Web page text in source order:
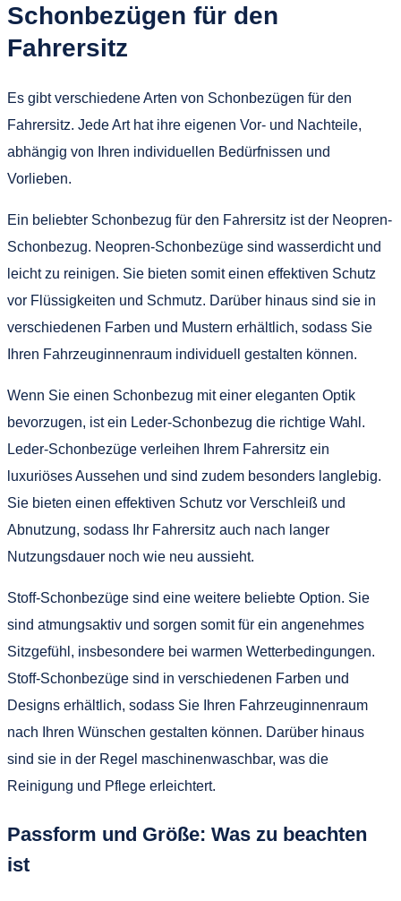
Schonbezügen für den
Fahrersitz
Es gibt verschiedene Arten von Schonbezügen für den
Fahrersitz. Jede Art hat ihre eigenen Vor- und Nachteile,
abhängig von Ihren individuellen Bedürfnissen und
Vorlieben.
Ein beliebter Schonbezug für den Fahrersitz ist der Neopren-
Schonbezug. Neopren-Schonbezüge sind wasserdicht und
leicht zu reinigen. Sie bieten somit einen effektiven Schutz
vor Flüssigkeiten und Schmutz. Darüber hinaus sind sie in
verschiedenen Farben und Mustern erhältlich, sodass Sie
Ihren Fahrzeuginnenraum individuell gestalten können.
Wenn Sie einen Schonbezug mit einer eleganten Optik
bevorzugen, ist ein Leder-Schonbezug die richtige Wahl.
Leder-Schonbezüge verleihen Ihrem Fahrersitz ein
luxuriöses Aussehen und sind zudem besonders langlebig.
Sie bieten einen effektiven Schutz vor Verschleiß und
Abnutzung, sodass Ihr Fahrersitz auch nach langer
Nutzungsdauer noch wie neu aussieht.
Stoff-Schonbezüge sind eine weitere beliebte Option. Sie
sind atmungsaktiv und sorgen somit für ein angenehmes
Sitzgefühl, insbesondere bei warmen Wetterbedingungen.
Stoff-Schonbezüge sind in verschiedenen Farben und
Designs erhältlich, sodass Sie Ihren Fahrzeuginnenraum
nach Ihren Wünschen gestalten können. Darüber hinaus
sind sie in der Regel maschinenwaschbar, was die
Reinigung und Pflege erleichtert.
Passform und Größe: Was zu beachten
ist